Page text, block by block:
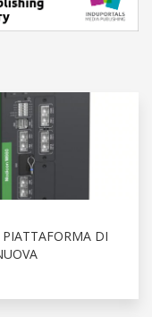
PIATTAFORMA DI